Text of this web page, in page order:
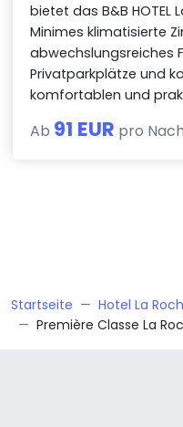
bietet das B&B HOTEL
Minimes klimatisierte
abwechslungsreiches
Privatparkplätze und
komfortablen und
Ab 91 EUR pro
Startseite Hotel La
Première Classe La